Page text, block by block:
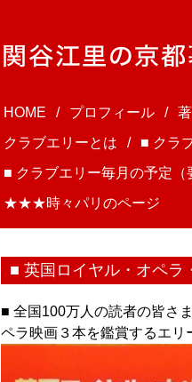
HOME プロフィール
クラブエリーとは
■ クラ
■ クラブエリー毎月の予定（
★★★時々パリのページ
■ 英国ロイヤル・オペラ
■ 全国100万人の読者の皆さ
ペラ映画３本を鑑賞するエリ